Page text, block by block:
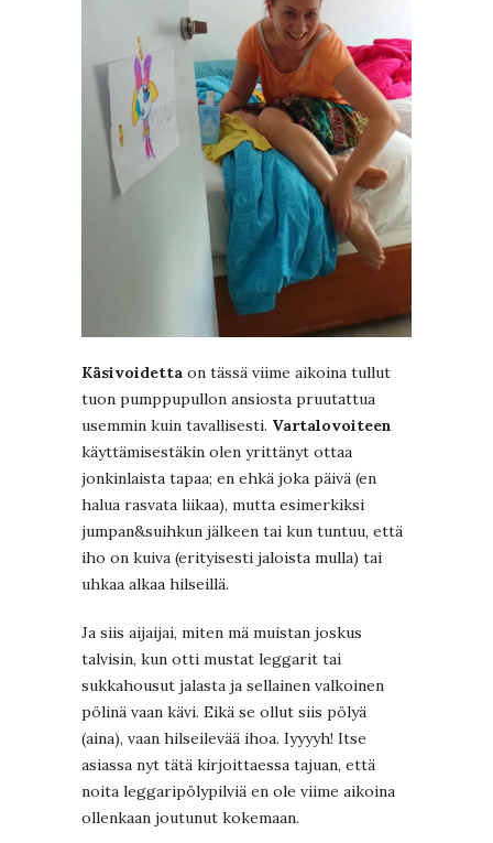
Käsivoidetta on tässä viime aikoina tullut
tuon pumppupullon ansiosta pruutattua
usemmin kuin tavallisesti. Vartalovoiteen
käyttämisestäkin olen yrittänyt ottaa
jonkinlaista tapaa; en ehkä joka päivä (en
halua rasvata liikaa), mutta esimerkiksi
jumpan&suihkun jälkeen tai kun tuntuu, että
iho on kuiva (erityisesti jaloista mulla) tai
uhkaa alkaa hilseillä.
Ja siis aijaijai, miten mä muistan joskus
talvisin, kun otti mustat leggarit tai
sukkahousut jalasta ja sellainen valkoinen
pölinä vaan kävi. Eikä se ollut siis pölyä
(aina), vaan hilseilevää ihoa. Iyyyyh! Itse
asiassa nyt tätä kirjoittaessa tajuan, että
noita leggaripölypilviä en ole viime aikoina
ollenkaan joutunut kokemaan.